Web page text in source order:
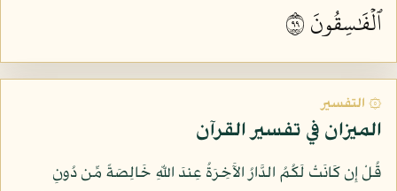
ٱلۡفَٰسِقُونَ ٩٩
۞ التفسير
الميزان في تفسير القرآن
قُلْ إِن كَانَتْ لَكُمُ الدَّارُ الآَخِرَةُ عِندَ اللّهِ خَالِصَةً مِّن دُونِ